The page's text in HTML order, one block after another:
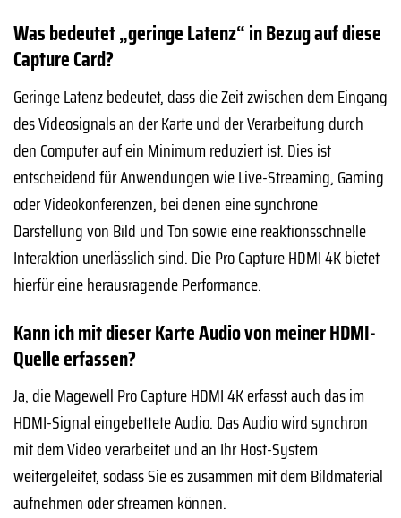
Was bedeutet „geringe Latenz“ in Bezug auf diese
Capture Card?
Geringe Latenz bedeutet, dass die Zeit zwischen dem Eingang
des Videosignals an der Karte und der Verarbeitung durch
den Computer auf ein Minimum reduziert ist. Dies ist
entscheidend für Anwendungen wie Live-Streaming, Gaming
oder Videokonferenzen, bei denen eine synchrone
Darstellung von Bild und Ton sowie eine reaktionsschnelle
Interaktion unerlässlich sind. Die Pro Capture HDMI 4K bietet
hierfür eine herausragende Performance.
Kann ich mit dieser Karte Audio von meiner HDMI-
Quelle erfassen?
Ja, die Magewell Pro Capture HDMI 4K erfasst auch das im
HDMI-Signal eingebettete Audio. Das Audio wird synchron
mit dem Video verarbeitet und an Ihr Host-System
weitergeleitet, sodass Sie es zusammen mit dem Bildmaterial
aufnehmen oder streamen können.